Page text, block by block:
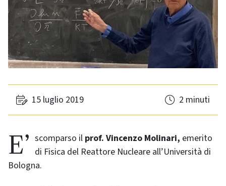
15 luglio 2019 2 minuti
E’ scomparso il prof. Vincenzo Molinari, emerito
di Fisica del Reattore Nucleare all’Università di
Bologna.